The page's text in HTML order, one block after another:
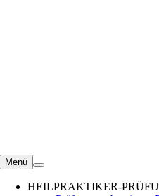
Menü
HEILPRAKTIKER-